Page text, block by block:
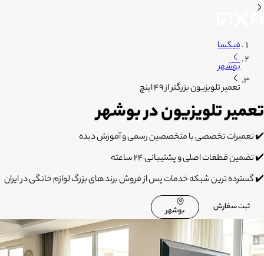
فیکسا
بوشهر
تعمیر تلویزیون بزرگتر از 49 اینچ
تعمیر تلویزیون در بوشهر
✔️ تعمیرات تخصصی با متخصصین رسمی و آموزش دیده
✔️ تضمین قطعات اصلی و پشتیبانی 24 ساعته
✔️ گسترده ترین شبکه خدمات پس از فروش برند های بزرگ لوازم خانگی در ایران
ثبت سفارش بوشهر